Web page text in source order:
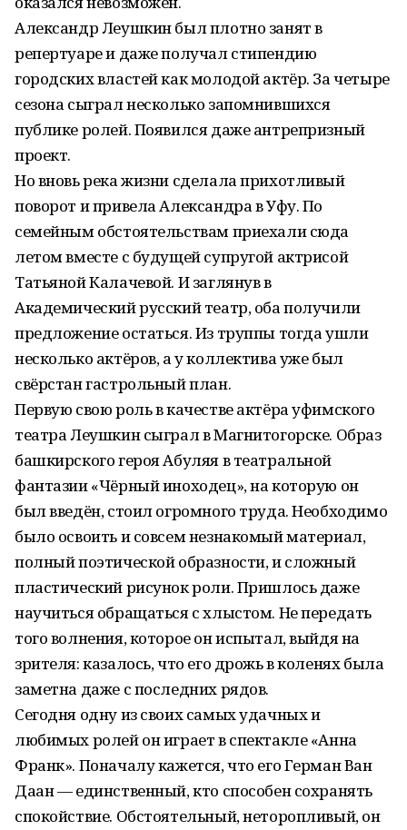
Александр Леушкин был плотно занят в
репертуаре и даже получал стипендию
городских властей как молодой актёр. За четыре
сезона сыграл несколько запомнившихся
публике ролей. Появился даже антрепризный
проект.
Но вновь река жизни сделала прихотливый
поворот и привела Александра в Уфу. По
семейным обстоятельствам приехали сюда
летом вместе с будущей супругой актрисой
Татьяной Калачевой. И заглянув в
Академический русский театр, оба получили
предложение остаться. Из труппы тогда ушли
несколько актёров, а у коллектива уже был
свёрстан гастрольный план.
Первую свою роль в качестве актёра уфимского
театра Леушкин сыграл в Магнитогорске. Образ
башкирского героя Абуляя в театральной
фантазии «Чёрный иноходец», на которую он
был введён, стоил огромного труда. Необходимо
было освоить и совсем незнакомый материал,
полный поэтической образности, и сложный
пластический рисунок роли. Пришлось даже
научиться обращаться с хлыстом. Не передать
того волнения, которое он испытал, выйдя на
зрителя: казалось, что его дрожь в коленях была
заметна даже с последних рядов.
Сегодня одну из своих самых удачных и
любимых ролей он играет в спектакле «Анна
Франк». Поначалу кажется, что его Герман Ван
Даан — единственный, кто способен сохранять
спокойствие. Обстоятельный, неторопливый, он